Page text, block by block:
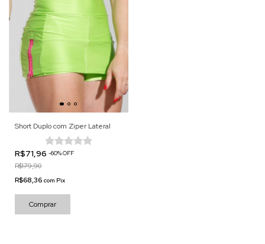
Short Duplo com Ziper Lateral
R$71,96 -60%OFF
R$179,90
R$68,36 com Pix
Comprar